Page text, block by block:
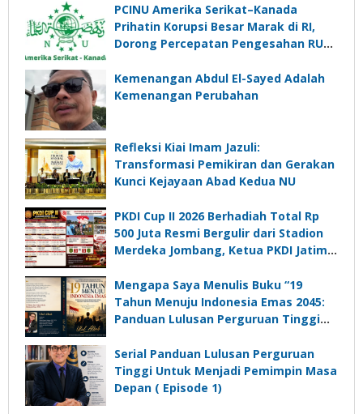
PCINU Amerika Serikat–Kanada
Prihatin Korupsi Besar Marak di RI,
Dorong Percepatan Pengesahan RUU
Kemenangan Abdul El-Sayed Adalah
Kemenangan Perubahan
Refleksi Kiai Imam Jazuli:
Transformasi Pemikiran dan Gerakan
Kunci Kejayaan Abad Kedua NU
PKDI Cup II 2026 Berhadiah Total Rp
500 Juta Resmi Bergulir dari Stadion
Merdeka Jombang, Ketua PKDI Jatim:
Komunikasi Kades untuk Memajukan
Desa
Mengapa Saya Menulis Buku “19
Tahun Menuju Indonesia Emas 2045:
Panduan Lulusan Perguruan Tinggi
Depan”?
Serial Panduan Lulusan Perguruan
Tinggi Untuk Menjadi Pemimpin Masa
Depan ( Episode 1)